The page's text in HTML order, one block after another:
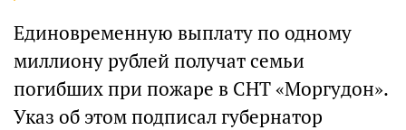
Единовременную выплату по одному
миллиону рублей получат семьи
погибших при пожаре в СНТ «Моргудон».
Указ об этом подписал губернатор